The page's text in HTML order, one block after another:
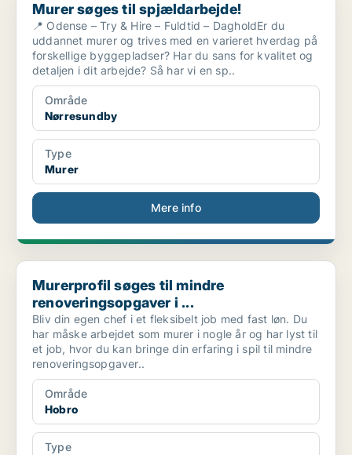
Murer søges til spjældarbejde!
📍 Odense – Try & Hire – Fuldtid – DagholdEr du
uddannet murer og trives med en varieret hverdag på
forskellige byggepladser? Har du sans for kvalitet og
detaljen i dit arbejde? Så har vi en sp..
Område
Nørresundby
Type
Murer
Mere info
Murerprofil søges til mindre renoveringsopgaver i ...
Murerprofil søges til mindre
renoveringsopgaver i ...
Bliv din egen chef i et fleksibelt job med fast løn. Du
har måske arbejdet som murer i nogle år og har lyst til
et job, hvor du kan bringe din erfaring i spil til mindre
renoveringsopgaver..
Område
Hobro
Type